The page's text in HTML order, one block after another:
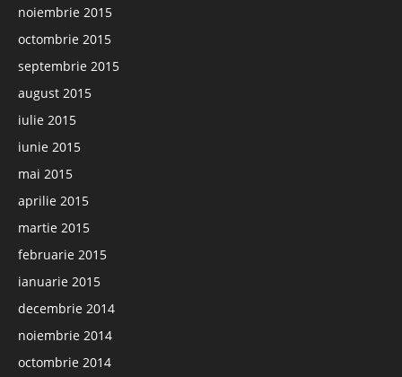
noiembrie 2015
octombrie 2015
septembrie 2015
august 2015
iulie 2015
iunie 2015
mai 2015
aprilie 2015
martie 2015
februarie 2015
ianuarie 2015
decembrie 2014
noiembrie 2014
octombrie 2014